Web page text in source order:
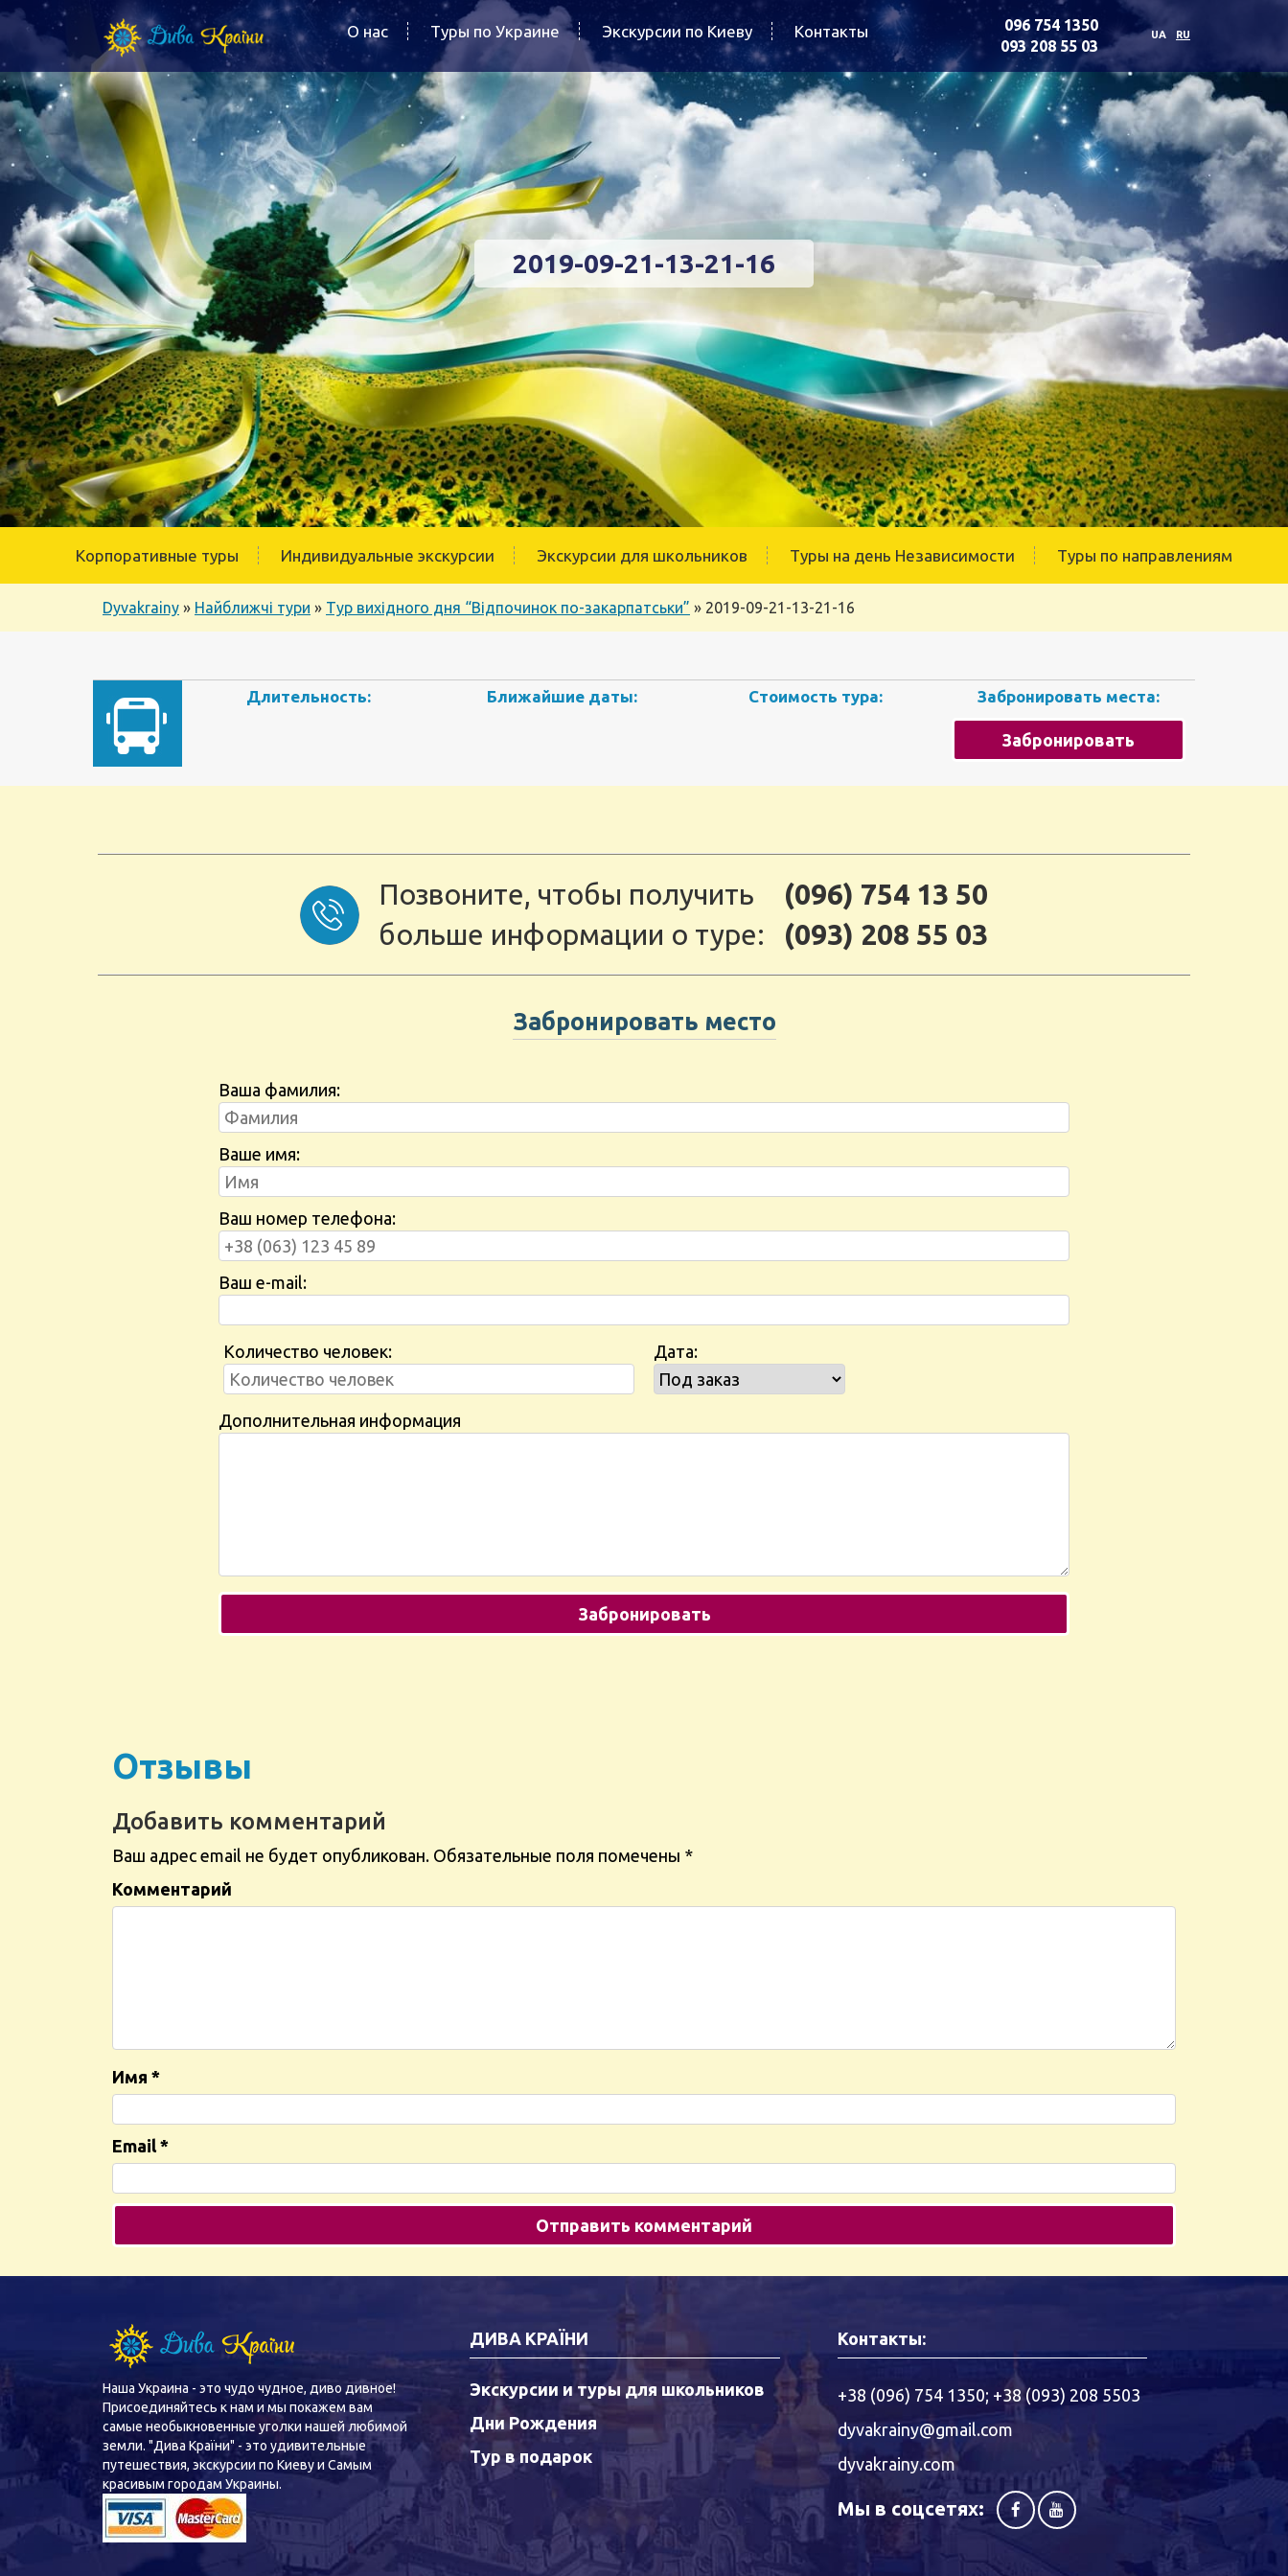
О нас Туры по Украине Экскурсии по Киеву Контакты
096 754 1350
093 208 55 03
UA RU
2019-09-21-13-21-16
Корпоративные туры Индивидуальные экскурсии Экскурсии для школьников Туры на день Независимости Туры по направлениям
Dyvakrainy » Найближчі тури » Тур вихідного дня “Відпочинок по-закарпатськи” » 2019-09-21-13-21-16
Длительность: Ближайшие даты: Стоимость тура: Забронировать места:
Забронировать
Позвоните, чтобы получить
больше информации о туре:
(096) 754 13 50
(093) 208 55 03
Забронировать место
Ваша фамилия:
Ваше имя:
Ваш номер телефона:
Ваш e-mail:
Количество человек: Дата:
Дополнительная информация
Отзывы
Добавить комментарий
Ваш адрес email не будет опубликован. Обязательные поля помечены *
Комментарий
Имя *
Email *
Наша Украина - это чудо чудное, диво дивное!
Присоединяйтесь к нам и мы покажем вам
самые необыкновенные уголки нашей любимой
земли. "Дива Країни" - это удивительные
путешествия, экскурсии по Киеву и Самым
красивым городам Украины.
ДИВА КРАЇНИ
Экскурсии и туры для школьников
Дни Рождения
Тур в подарок
Контакты:
+38 (096) 754 1350; +38 (093) 208 5503
dyvakrainy@gmail.com
dyvakrainy.com
Мы в соцсетях: